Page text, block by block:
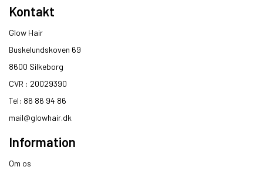
Kontakt
Glow Hair
Buskelundskoven 69
8600 Silkeborg​
CVR : 20029390​
Tel: 86 86 94 86
mail@glowhair.dk
Information
Om os